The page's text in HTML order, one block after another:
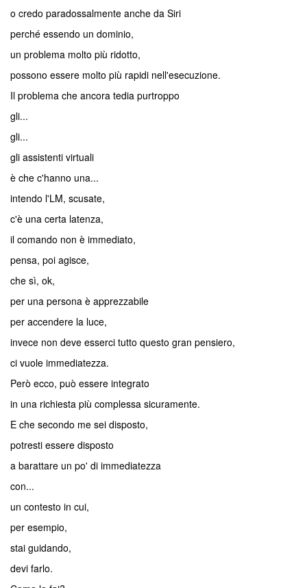
o credo paradossalmente anche da Siri
perché essendo un dominio,
un problema molto più ridotto,
possono essere molto più rapidi nell'esecuzione.
Il problema che ancora tedia purtroppo
gli...
gli...
gli assistenti virtuali
è che c'hanno una...
intendo l'LM, scusate,
c'è una certa latenza,
il comando non è immediato,
pensa, poi agisce,
che sì, ok,
per una persona è apprezzabile
per accendere la luce,
invece non deve esserci tutto questo gran pensiero,
ci vuole immediatezza.
Però ecco, può essere integrato
in una richiesta più complessa sicuramente.
E che secondo me sei disposto,
potresti essere disposto
a barattare un po' di immediatezza
con...
un contesto in cui,
per esempio,
stai guidando,
devi farlo.